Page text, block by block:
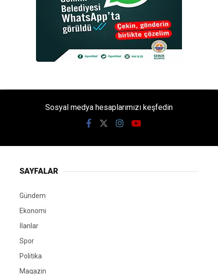
Sosyal medya hesaplarımızı keşfedin
SAYFALAR
Gündem
Ekonomi
İlanlar
Spor
Politika
Magazin